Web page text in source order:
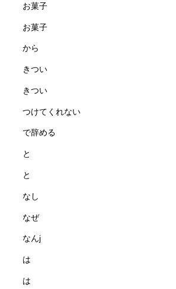
お菓子
お菓子
から
きつい
きつい
つけてくれない
で辞める
と
と
なし
なぜ
なんj
は
は